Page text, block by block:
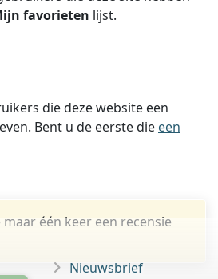
favorieten lijst.
die deze website een
Bent u de eerste die een
één keer een recensie
Nieuwsbrief